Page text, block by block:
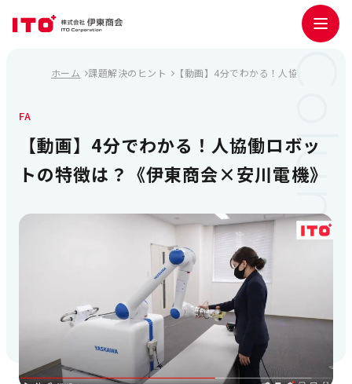
ホーム 課題解決のヒント 【動画】4分でわかる！人協働ロボッ
Column
FA
【動画】4分でわかる！人協働ロボッ
トの特徴は？《伊東商会×安川電機》